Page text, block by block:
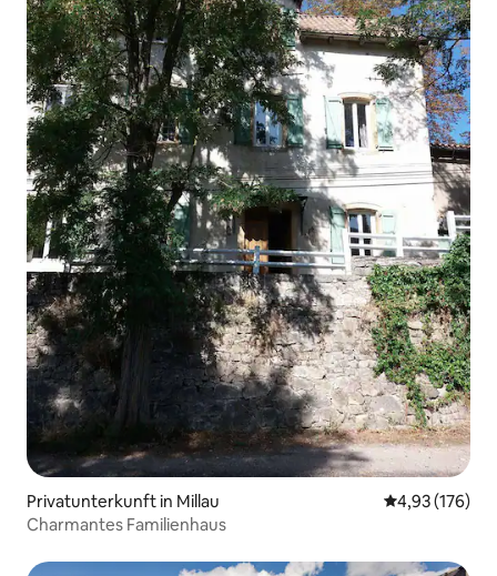
Privatunterkunft in Millau
4,93 (176)
Charmantes Familienhaus